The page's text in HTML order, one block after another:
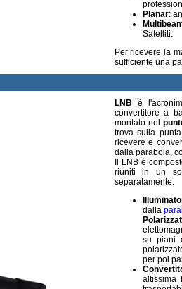
Planar:
Satelliti.
Per ricevere la
sufficiente una
LNB è
convertitore a
montato nel
trova sulla
ricevere e
dalla parabola,
Il LNB è
riuniti in un
separatamente:
dalla
su piani
per poi
altissima